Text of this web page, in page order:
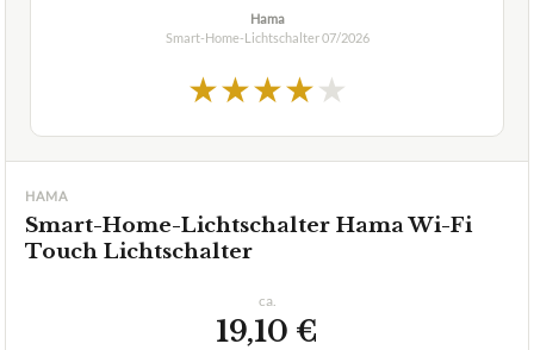
Hama
Smart-Home-Lichtschalter07/2026
★★★★★
HAMA
Smart-Home-Lichtschalter Hama Wi-Fi
Touch Lichtschalter
ca.
19,10 €